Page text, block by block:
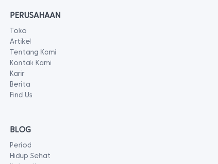
PERUSAHAAN
Toko
Artikel
Tentang Kami
Kontak Kami
Karir
Berita
Find Us
BLOG
Period
Hidup Sehat